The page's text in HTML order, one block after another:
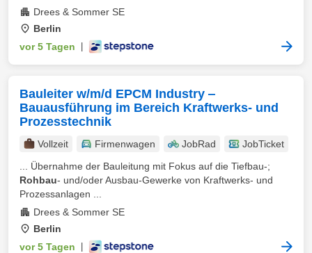
Drees & Sommer SE
Berlin
vor 5 Tagen
Bauleiter w/m/d EPCM Industry ‒
Bauausführung im Bereich Kraftwerks- und
Prozesstechnik
Vollzeit Firmenwagen JobRad
JobTicket
... Übernahme der Bauleitung mit Fokus auf die Tiefbau-;
Rohbau- und/oder Ausbau-Gewerke von Kraftwerks- und
Prozessanlagen ...
Drees & Sommer SE
Berlin
vor 5 Tagen